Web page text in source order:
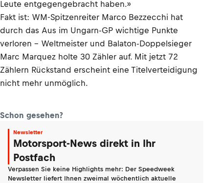
Leute entgegengebracht haben.»
Fakt ist: WM-Spitzenreiter Marco Bezzecchi hat
durch das Aus im Ungarn-GP wichtige Punkte
verloren – Weltmeister und Balaton-Doppelsieger
Marc Marquez holte 30 Zähler auf. Mit jetzt 72
Zählern Rückstand erscheint eine Titelverteidigung
nicht mehr unmöglich.
Schon gesehen?
Newsletter
Motorsport-News direkt in Ihr
Postfach
Verpassen Sie keine Highlights mehr: Der Speedweek
Newsletter liefert Ihnen zweimal wöchentlich aktuelle